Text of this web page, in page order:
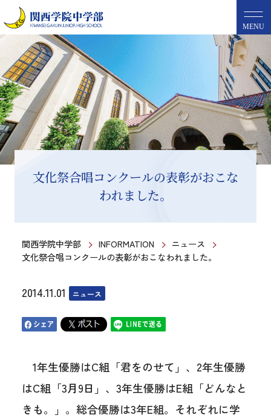
MENU
文化祭合唱コンクールの表彰がおこな
われました。
関西学院中学部 INFORMATION
ニュース
文化祭合唱コンクールの表彰がおこなわれました。
2014.11.01 ニュース
1年生優勝はC組「君をのせて」、2年生優勝
はC組「3月9日」、3年生優勝はE組「どんなと
きも。」。総合優勝は3年E組。それぞれに学